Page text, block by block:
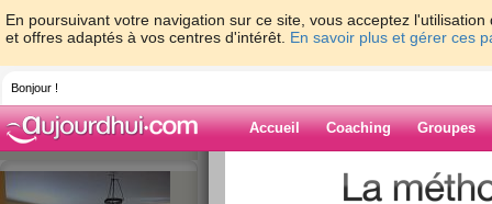
En poursuivant votre navigation sur ce site, vous acceptez
et offres adaptés à vos centres d'intérêt. En savoir plus et gérer ces
Bonjour !
Accueil Coaching Groupes
> nicoletonnellevaspart